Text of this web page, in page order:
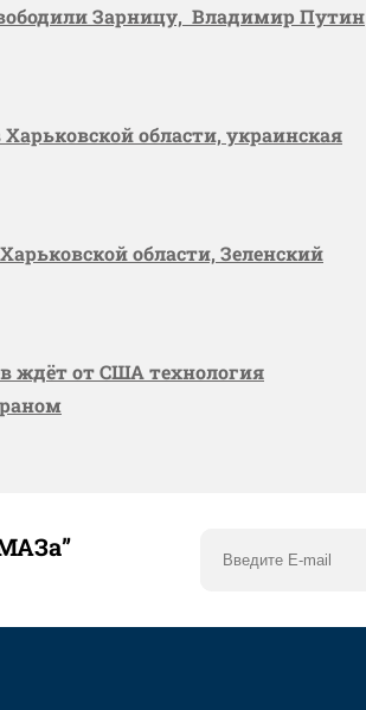
Зарницу, Владимир Путин
области, украинская
области, Зеленский
ждёт от США технология